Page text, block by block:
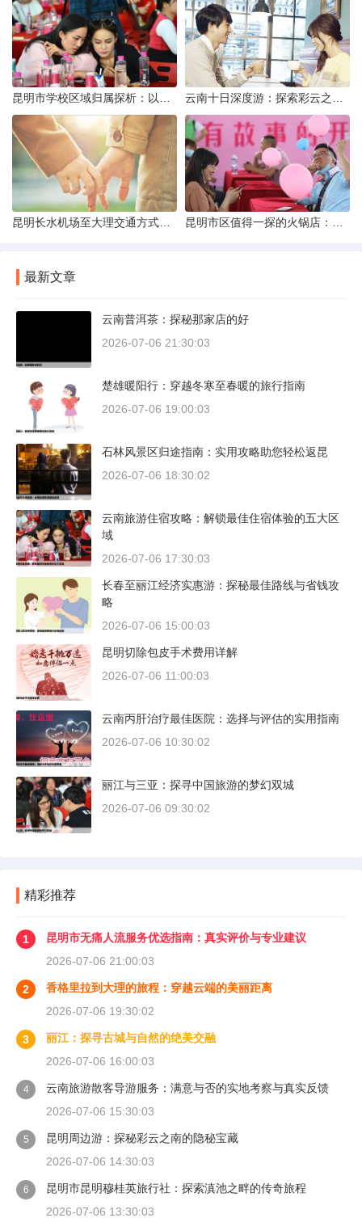
最新文章
云南普洱茶：探秘那家店的好
2026-07-06 21:30:03
楚雄暖阳行：穿越冬寒至春暖的旅行指南
2026-07-06 19:00:03
石林风景区归途指南：实用攻略助您轻松返昆
2026-07-06 18:30:02
云南旅游住宿攻略：解锁最佳住宿体验的五大区
域
2026-07-06 17:30:03
长春至丽江经济实惠游：探秘最佳路线与省钱攻
略
2026-07-06 15:00:03
昆明切除包皮手术费用详解
2026-07-06 11:00:03
云南丙肝治疗最佳医院：选择与评估的实用指南
2026-07-06 10:30:02
丽江与三亚：探寻中国旅游的梦幻双城
2026-07-06 09:30:02
精彩推荐
1
昆明市无痛人流服务优选指南：真实评价与专业建议
2026-07-06 21:00:03
2
香格里拉到大理的旅程：穿越云端的美丽距离
2026-07-06 19:30:02
3
丽江：探寻古城与自然的绝美交融
2026-07-06 16:00:03
4
云南旅游散客导游服务：满意与否的实地考察与真实反馈
2026-07-06 15:30:03
5
昆明周边游：探秘彩云之南的隐秘宝藏
2026-07-06 14:30:03
6
昆明市昆明穆桂英旅行社：探索滇池之畔的传奇旅程
2026-07-06 13:30:03